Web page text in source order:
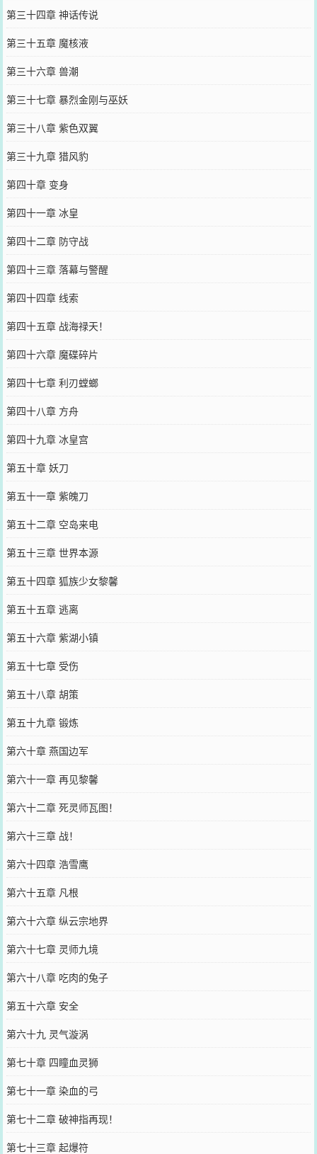
第三十四章 神话传说
第三十五章 魔核液
第三十六章 兽潮
第三十七章 暴烈金刚与巫妖
第三十八章 紫色双翼
第三十九章 猎风豹
第四十章 变身
第四十一章 冰皇
第四十二章 防守战
第四十三章 落幕与警醒
第四十四章 线索
第四十五章 战海禄天！
第四十六章 魔碟碎片
第四十七章 利刃螳螂
第四十八章 方舟
第四十九章 冰皇宫
第五十章 妖刀
第五十一章 紫魄刀
第五十二章 空岛来电
第五十三章 世界本源
第五十四章 狐族少女黎馨
第五十五章 逃离
第五十六章 紫湖小镇
第五十七章 受伤
第五十八章 胡策
第五十九章 锻炼
第六十章 燕国边军
第六十一章 再见黎馨
第六十二章 死灵师瓦图！
第六十三章 战！
第六十四章 浩雪鹰
第六十五章 凡根
第六十六章 纵云宗地界
第六十七章 灵师九境
第六十八章 吃肉的兔子
第五十六章 安全
第六十九 灵气漩涡
第七十章 四瞳血灵狮
第七十一章 染血的弓
第七十二章 破神指再现！
第七十三章 起爆符